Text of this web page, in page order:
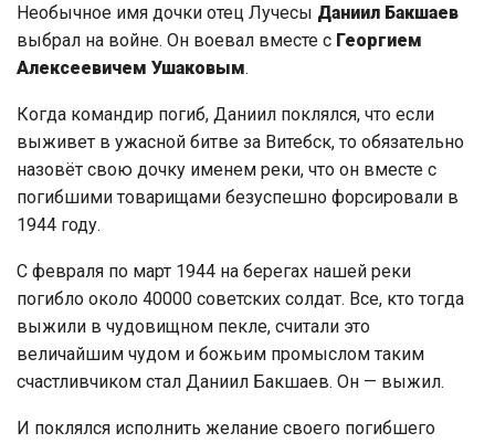
Необычное имя дочки отец Лучесы Даниил Бакшаев
выбрал на войне. Он воевал вместе с Георгием
Алексеевичем Ушаковым.
Когда командир погиб, Даниил поклялся, что если
выживет в ужасной битве за Витебск, то обязательно
назовёт свою дочку именем реки, что он вместе с
погибшими товарищами безуспешно форсировали в
1944 году.
С февраля по март 1944 на берегах нашей реки
погибло около 40000 советских солдат. Все, кто тогда
выжили в чудовищном пекле, считали это
величайшим чудом и божьим промыслом таким
счастливчиком стал Даниил Бакшаев. Он — выжил.
И поклялся исполнить желание своего погибшего